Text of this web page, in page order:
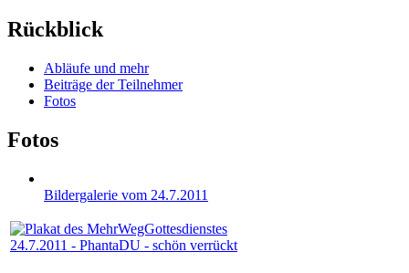
Rückblick
Abläufe und mehr
Beiträge der Teilnehmer
Fotos
Fotos
Bildergalerie vom 24.7.2011
24.7.2011 - PhantaDU - schön verrückt